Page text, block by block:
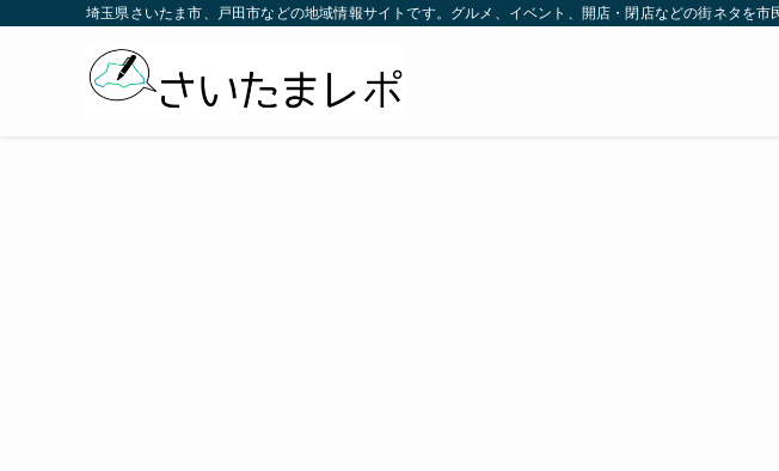
埼玉県さいたま市、戸田市などの地域情報サイトです。グルメ、イベント、開店・閉店などの街ネタを市